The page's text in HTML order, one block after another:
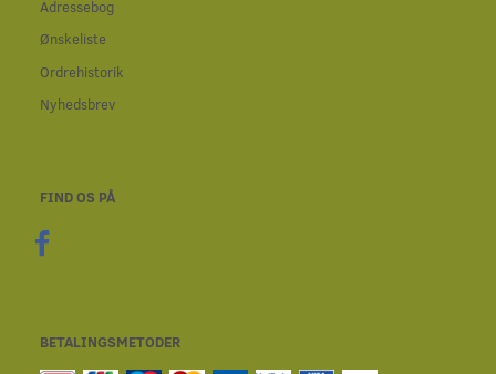
Adressebog
Ønskeliste
Ordrehistorik
Nyhedsbrev
FIND OS PÅ
BETALINGSMETODER